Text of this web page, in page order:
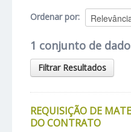
Ordenar por
1 conjunto de
Filtrar Resultados
REQUISIÇÃO DE
DO CONTRATO